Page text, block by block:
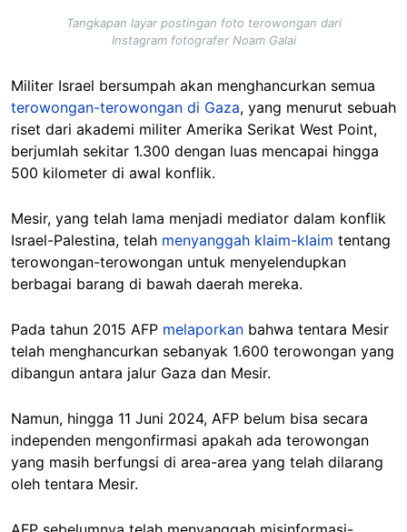
Tangkapan layar postingan foto terowongan dari
Instagram fotografer Noam Galai
Militer Israel bersumpah akan menghancurkan semua
terowongan-terowongan di Gaza, yang menurut sebuah
riset dari akademi militer Amerika Serikat West Point,
berjumlah sekitar 1.300 dengan luas mencapai hingga
500 kilometer di awal konflik.
Mesir, yang telah lama menjadi mediator dalam konflik
Israel-Palestina, telah menyanggah klaim-klaim tentang
terowongan-terowongan untuk menyelendupkan
berbagai barang di bawah daerah mereka.
Pada tahun 2015 AFP melaporkan bahwa tentara Mesir
telah menghancurkan sebanyak 1.600 terowongan yang
dibangun antara jalur Gaza dan Mesir.
Namun, hingga 11 Juni 2024, AFP belum bisa secara
independen mengonfirmasi apakah ada terowongan
yang masih berfungsi di area-area yang telah dilarang
oleh tentara Mesir.